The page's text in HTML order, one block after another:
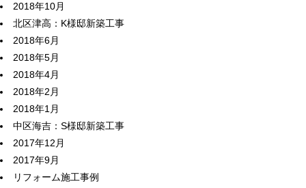
2018年10月
北区津高：K様邸新築工事
2018年6月
2018年5月
2018年4月
2018年2月
2018年1月
中区海吉：S様邸新築工事
2017年12月
2017年9月
リフォーム施工事例